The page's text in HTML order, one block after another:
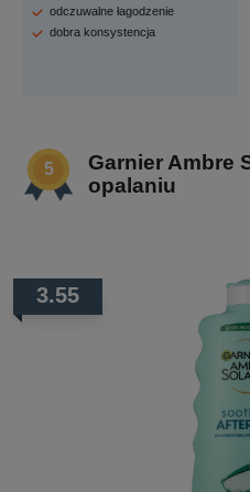
odczuwalne łagodzenie
dobra konsystencja
Garnier Ambre
opalaniu
3.55